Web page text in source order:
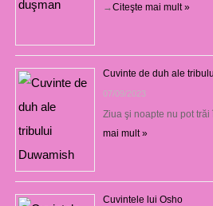
→Citeşte mai mult »
Cuvinte de duh ale
07/09/2023
Ziua şi noapte nu pot trăi
mai mult »
Cuvintele lui Osho